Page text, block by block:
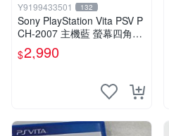
Y9199433501 132
Sony PlayStation Vita PSV P
CH-2007 主機藍 螢幕四角略
暗 可安裝遊戲 系統3.74書
$2,990